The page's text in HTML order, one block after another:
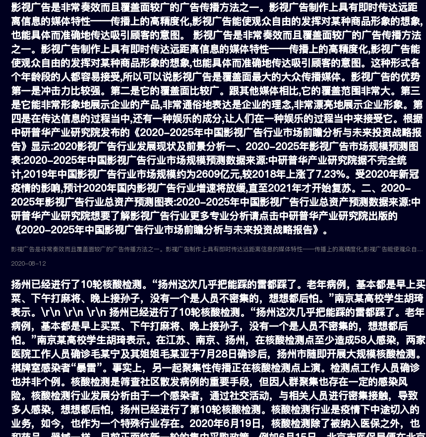
影视广告是非常奏效而且覆盖面较广的广告传播方法之一。影视广告制作上具有即时传达远距
离信息的媒体特性——传播上的高精度化,影视广告能使观众自由的发挥对某种商品形象的想象,
也能具体而准确地传达吸引顾客的意图。 影视广告是非常奏效而且覆盖面较广的广告传播方法
之一。影视广告制作上具有即时传达远距离信息的媒体特性——传播上的高精度化,影视广告能
使观众自由的发挥对某种商品形象的想象,也能具体而准确地传达吸引顾客的意图。这种形式各
个年龄段的人都容易接受,所以可以说影视广告是覆盖面最大的大众传播媒体。影视广告的优势
第一是冲击力比较强。第二是它的覆盖面比较广。跟其他媒体相比,它的覆盖范围非常大。第三
是它能非常形象地展示企业的产品,非常通俗地表达是企业的理念,非常漂亮地展示企业形象。第
四是在传达信息的过程当中,还有一种娱乐的成分,让人们在一种娱乐的过程当中来接受它。根据
中研普华产业研究院发布的《2020-2025年中国影视广告行业市场前瞻分析与未来投资战略报
告》显示:2020影视广告行业发展现状及前景分析一、2020-2025年影视广告市场规模预测图
表:2020-2025年中国影视广告行业市场规模预测数据来源:中研普华产业研究院据不完全统
计,2019年中国影视广告行业市场规模约为2609亿元,较2018年上涨了7.23%。受2020年新冠
疫情的影响,预计2020年国内影视广告行业增速将放缓,直至2021年才开始复苏。二、2020-
2025年影视广告行业总资产预测图表:2020-2025年中国影视广告行业总资产预测数据来源:中
研普华产业研究院想要了解影视广告行业更多专业分析请点击中研普华产业研究院出版的
《2020-2025年中国影视广告行业市场前瞻分析与未来投资战略报告》。
影视广告是非常奏效而且覆盖面较广的广告传播方法之一。影视广告制作上具有即时传达远距离信息的媒体特性——传播上的高精度化,影视广告能使观众自由的发挥对某种商品形象的想象,也能具体而准确地传达吸引顾客的意图。
2020-08-12
扬州已经进行了10轮核酸检测。“扬州这次几乎把能踩的雷都踩了。老年病例，基本都是早上买
菜、下午打麻将、晚上接孙子，没有一个是人员不密集的，想想都后怕。”南京某高校学生胡琦
表示。\r\n \r\n \r\n 扬州已经进行了10轮核酸检测。“扬州这次几乎把能踩的雷都踩了。老年
病例，基本都是早上买菜、下午打麻将、晚上接孙子，没有一个是人员不密集的，想想都后
怕。”南京某高校学生胡琦表示。在江苏、南京、扬州，在核酸检测点至少造成58人感染，两家
医院工作人员确诊毛某宁及其姐姐毛某亚于7月28日确诊后，扬州市随即开展大规模核酸检测。
棋牌室感染者“暴雷”。事实上，另一起聚集性传播正在核酸检测点上演。检测点工作人员确诊
也并非个例。核酸检测是筛查社区散发病例的重要手段，但因人群聚集也存在一定的感染风
险。核酸检测行业发展分析由于一个感染者，通过社交活动，与相关人员进行密集接触，导致
多人感染，想想都后怕，扬州已经进行了第10轮核酸检测。核酸检测行业是疫情下中途切入的
业务，如今，也作为一个特殊行业存在。2020年6月19日，核酸检测除了被纳入医保之外，也